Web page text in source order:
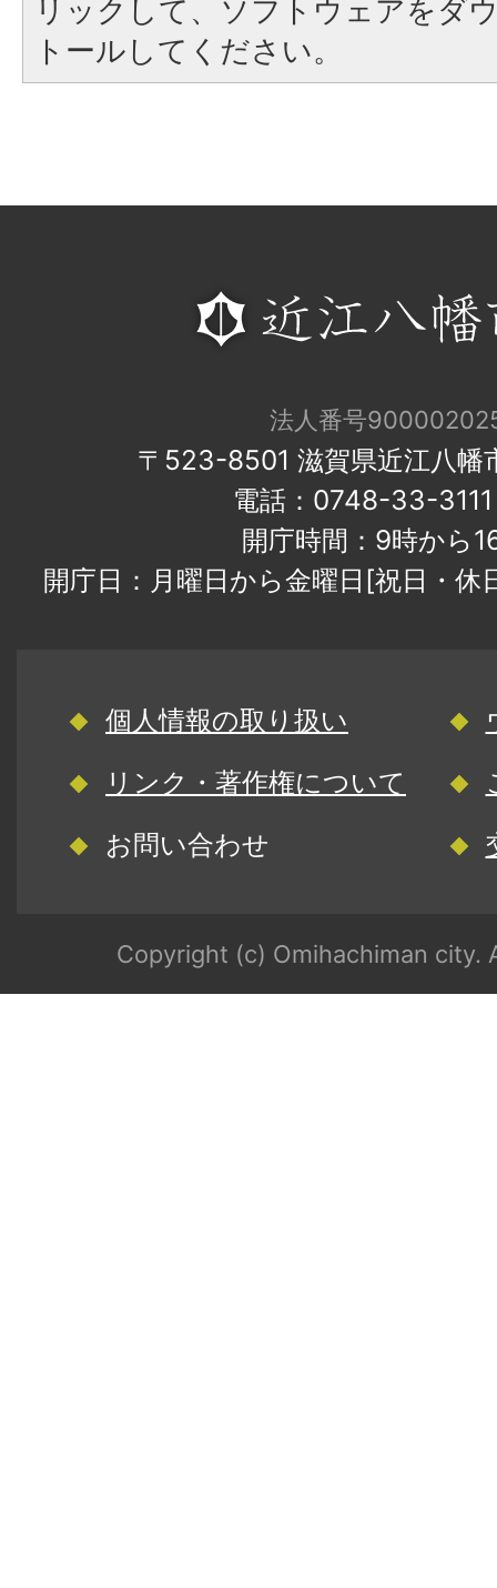
リックして、ソフトウェアをダ
トールしてください。
法人番号
〒523-8501 滋賀県近江八幡
電話：0748-33-
開庁時間：9時から
開庁日：月曜日から金曜日[祝日・
個人情報の取り扱い
リンク・著作権について
お問い合わせ
Copyright (c) Omihachiman city.